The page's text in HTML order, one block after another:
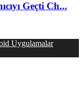
Geçti Ch...
Uygulamalar